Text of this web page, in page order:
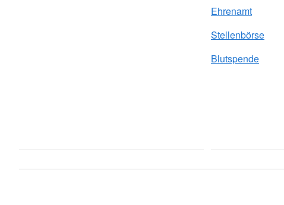
Ehrenamt
Stellenbörse
Blutspende